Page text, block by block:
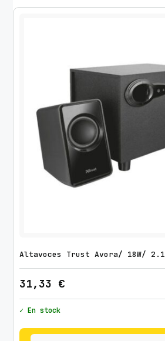
Altavoces Trust Avora/ 18W/ 2.1
31,33 €
✓ En stock